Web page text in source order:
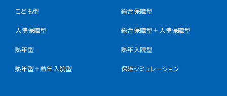
こども型 総合保障型
入院保障型 総合保障型＋入院保障型
熟年型 熟年入院型
熟年型＋熟年入院型 保障シミュレーション